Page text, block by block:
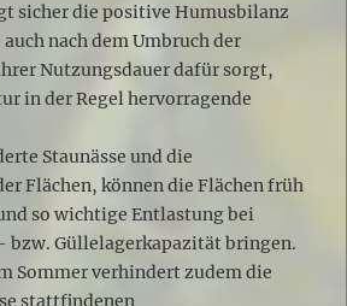
sicher die positive Humusbilanz
nach dem Umbruch der
Nutzungsdauer dafür sorgt,
in der Regel hervorragende
Staunässe und die
Flächen, können die Flächen früh
so wichtige Entlastung bei
bzw. Güllelagerkapazität bringen.
Sommer verhindert zudem die
stattfindenen